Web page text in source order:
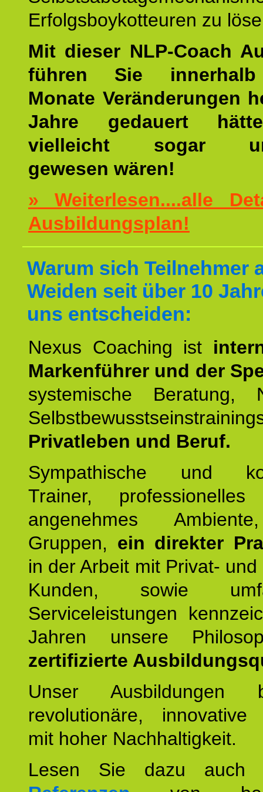
Erfolgsboykotteuren zu
Mit dieser NLP-Coach
führen Sie
Monate Veränderungen
Jahre gedauert
vielleicht sogar
gewesen wären!
» Weiterlesen....alle
Ausbildungsplan!
Warum sich Teilnehmer
Weiden seit über 10
uns entscheiden:
Nexus Coaching ist
Markenführer und der
systemische Beratung,
Privatleben und Beruf.
Sympathische und
Trainer, professionelles
angenehmes
Gruppen, ein direkter
in der Arbeit mit Privat-
Kunden, sowie
Serviceleistungen
Jahren unsere
zertifizierte
Unser Ausbildungen
revolutionäre, innovative
mit hoher Nachhaltigkeit.
Lesen Sie dazu